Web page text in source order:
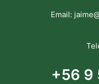
Email:
+56 9